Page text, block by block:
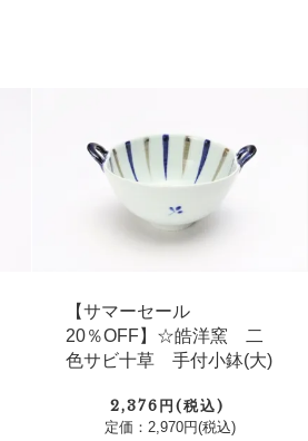
【サマーセール
20％OFF】☆皓洋窯 二
色サビ十草 手付小鉢(大)
2,376円(税込)
定価：2,970円(税込)